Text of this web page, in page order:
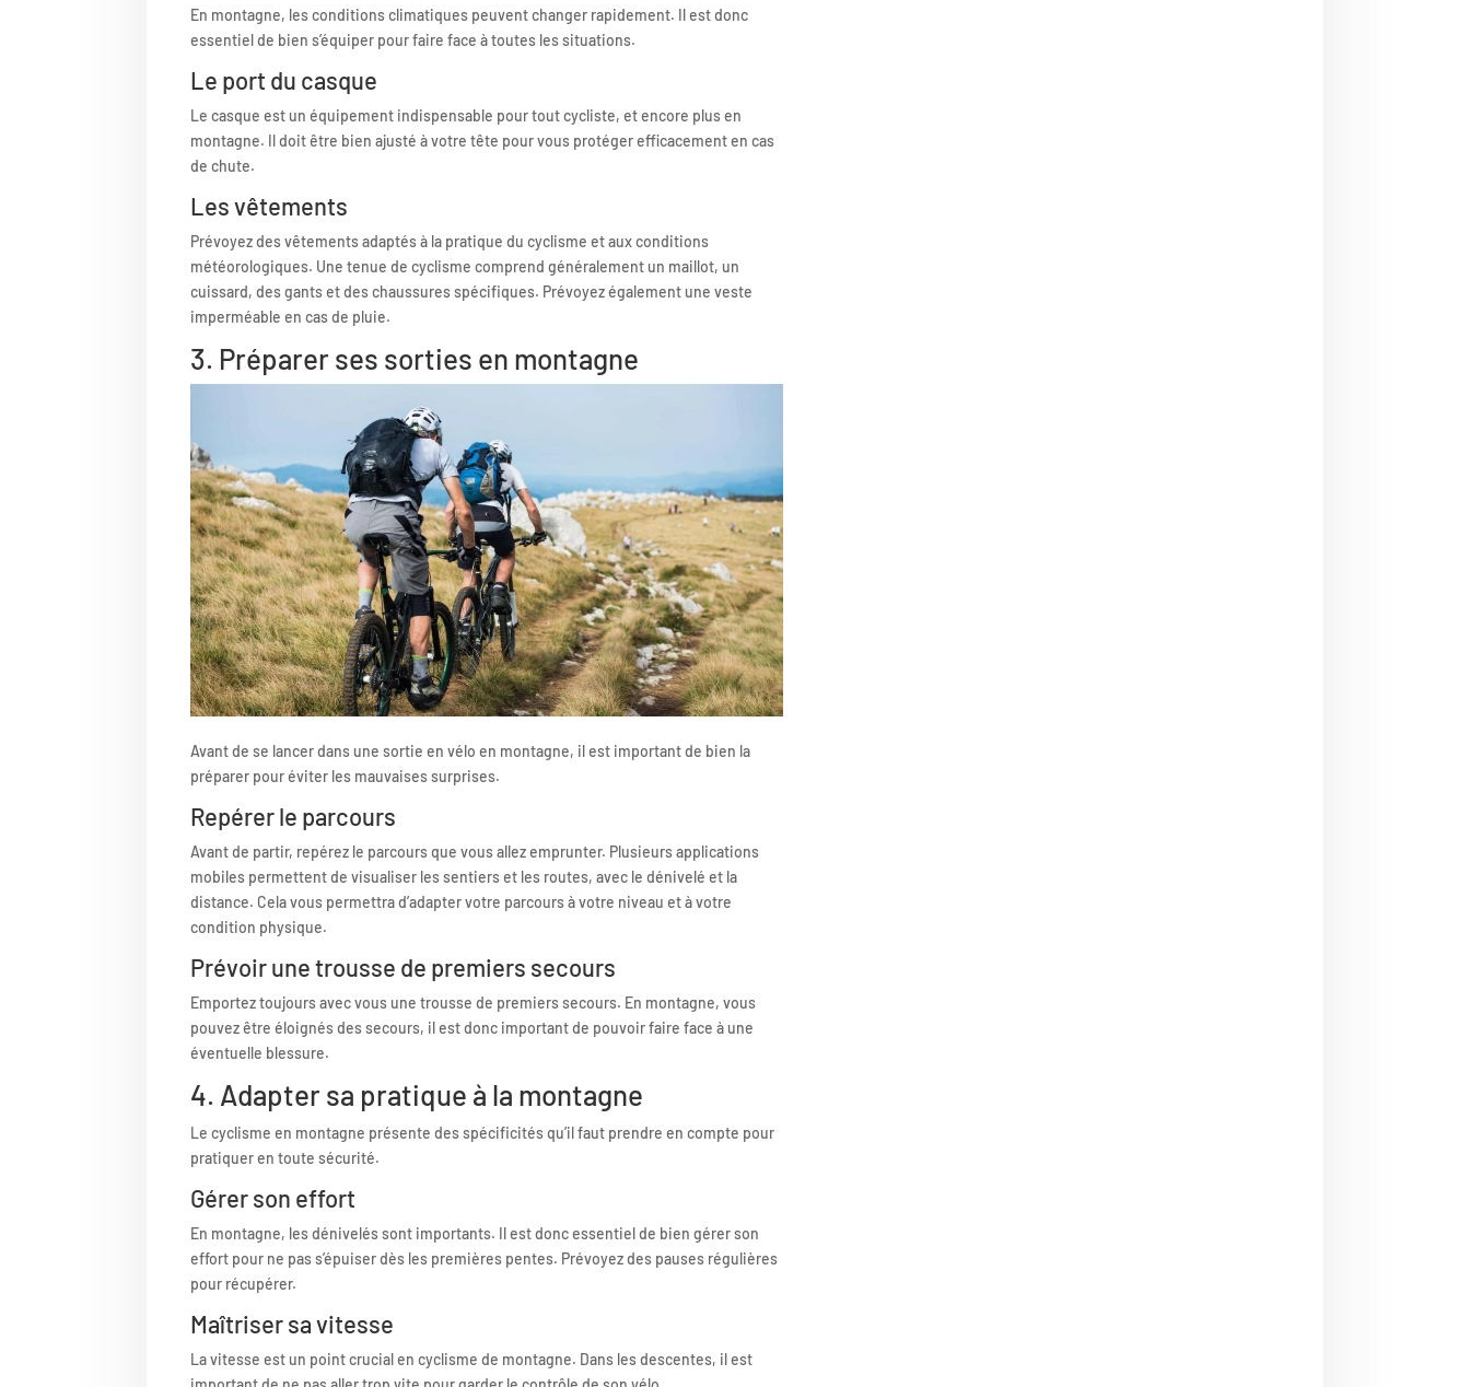
En montagne, les conditions climatiques peuvent changer rapidement. Il est donc
essentiel de bien s’équiper pour faire face à toutes les situations.
Le port du casque
Le casque est un équipement indispensable pour tout cycliste, et encore plus en
montagne. Il doit être bien ajusté à votre tête pour vous protéger efficacement en cas
de chute.
Les vêtements
Prévoyez des vêtements adaptés à la pratique du cyclisme et aux conditions
météorologiques. Une tenue de cyclisme comprend généralement un maillot, un
cuissard, des gants et des chaussures spécifiques. Prévoyez également une veste
imperméable en cas de pluie.
3. Préparer ses sorties en montagne
Avant de se lancer dans une sortie en vélo en montagne, il est important de bien la
préparer pour éviter les mauvaises surprises.
Repérer le parcours
Avant de partir, repérez le parcours que vous allez emprunter. Plusieurs applications
mobiles permettent de visualiser les sentiers et les routes, avec le dénivelé et la
distance. Cela vous permettra d’adapter votre parcours à votre niveau et à votre
condition physique.
Prévoir une trousse de premiers secours
Emportez toujours avec vous une trousse de premiers secours. En montagne, vous
pouvez être éloignés des secours, il est donc important de pouvoir faire face à une
éventuelle blessure.
4. Adapter sa pratique à la montagne
Le cyclisme en montagne présente des spécificités qu’il faut prendre en compte pour
pratiquer en toute sécurité.
Gérer son effort
En montagne, les dénivelés sont importants. Il est donc essentiel de bien gérer son
effort pour ne pas s’épuiser dès les premières pentes. Prévoyez des pauses régulières
pour récupérer.
Maîtriser sa vitesse
La vitesse est un point crucial en cyclisme de montagne. Dans les descentes, il est